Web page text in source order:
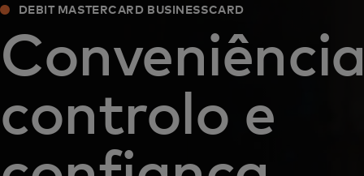
DEBIT MASTERCARD BUSINESSCARD
controlo e